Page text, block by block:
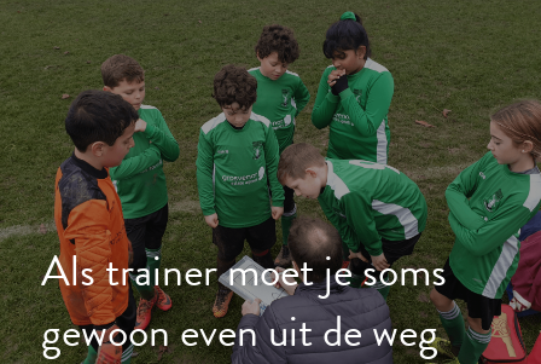
Contact
Zoeken
POWERED BY
Als trainer moet je soms
gewoon even uit de weg